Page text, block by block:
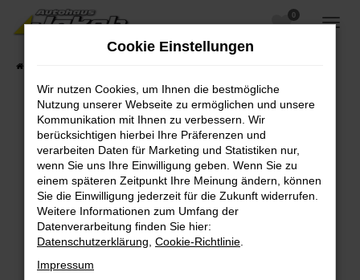
Zum
Hauptinhalt
0
Fehler: Network Error
Beim Laden ist ein Fehler aufgetreten.
Hier sind ein paar Tipps, die dir helfen können:
Überprüfe deine Firewall und deine
Internetverbindung.
Laden andere Webseiten, zum Beispiel deine
Suchmaschine?
Cookie Einstellungen
Wir nutzen Cookies, um Ihnen die bestmögliche
Nutzung unserer Webseite zu ermöglichen und unsere
Kommunikation mit Ihnen zu verbessern. Wir
berücksichtigen hierbei Ihre Präferenzen und
verarbeiten Daten für Marketing und Statistiken nur,
wenn Sie uns Ihre Einwilligung geben. Wenn Sie zu
einem späteren Zeitpunkt Ihre Meinung ändern, können
Sie die Einwilligung jederzeit für die Zukunft widerrufen.
Weitere Informationen zum Umfang der
Datenverarbeitung finden Sie hier:
Datenschutzerklärung Cookie-Richtlinie
Impressum